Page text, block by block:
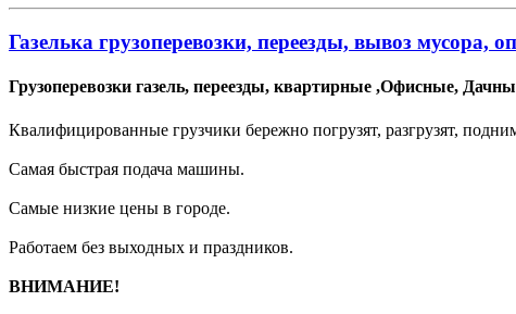
Газелька грузоперевозки, переезды, вывоз мусора,
Грузоперевозки газель, переезды, квартирные ,Офисные,
Квалифицированные грузчики бережно погрузят, разгрузят,
Самая быстрая подача машины.
Самые низкие цены в городе.
Работаем без выходных и праздников.
ВНИМАНИЕ!